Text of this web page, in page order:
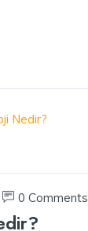
Nedir?
0 Comments